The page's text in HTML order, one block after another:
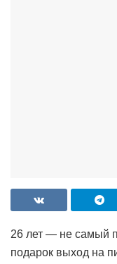
26 лет — не самый
подарок выход на